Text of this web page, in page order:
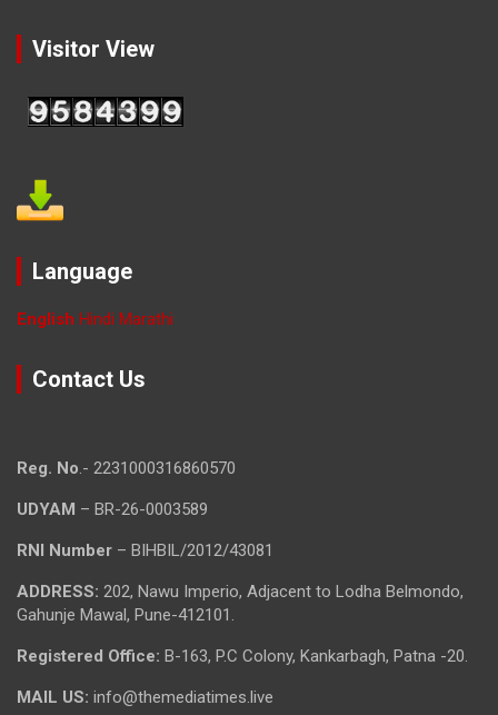
Visitor View
Language
English Hindi Marathi
Contact Us
Reg. No.- 2231000316860570
UDYAM – BR-26-0003589
RNI Number – BIHBIL/2012/43081
ADDRESS: 202, Nawu Imperio, Adjacent to Lodha Belmondo,
Gahunje Mawal, Pune-412101.
Registered Office: B-163, P.C Colony, Kankarbagh, Patna -20.
MAIL US: info@themediatimes.live